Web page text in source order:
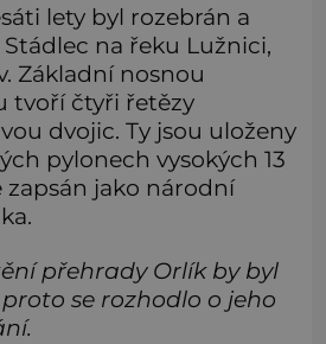
lety byl rozebrán a
na řeku Lužnici,
Základní nosnou
tvoří čtyři řetězy
dvojic. Ty jsou uloženy
pylonech vysokých 13
zapsán jako národní
přehrady Orlík by byl
se rozhodlo o jeho